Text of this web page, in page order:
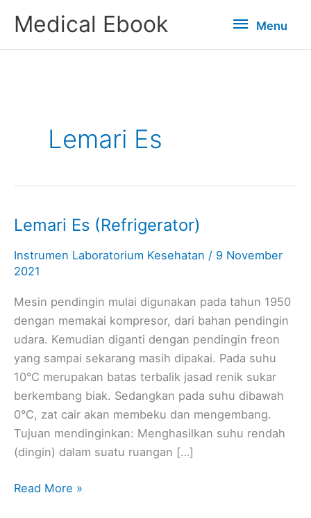
konten
Medical Ebook MenuMenu
Lemari Es
Lemari Es (Refrigerator)
Instrumen Laboratorium Kesehatan / 9 November
2021
Mesin pendingin mulai digunakan pada tahun 1950
dengan memakai kompresor, dari bahan pendingin
udara. Kemudian diganti dengan pendingin freon
yang sampai sekarang masih dipakai. Pada suhu
10°C merupakan batas terbalik jasad renik sukar
berkembang biak. Sedangkan pada suhu dibawah
0°C, zat cair akan membeku dan mengembang.
Tujuan mendinginkan: Menghasilkan suhu rendah
(dingin) dalam suatu ruangan […]
Lemari
(Refrigerator)
Read More »